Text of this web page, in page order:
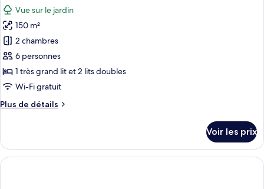
chambre
Master
Suite
Grand
les
photos
pour
ce
type
de
chambre :
Family
Vue sur le jardin
150 m²
2 chambres
6 personnes
1 très grand lit et 2 lits doubles
Wi-Fi gratuit
Plus de détails
Plus
le
type
de
Voir les prix